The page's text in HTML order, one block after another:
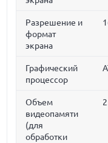
Разрешение и
формат
экрана
Графический
процессор
Объем
видеопамяти
(для
обработки